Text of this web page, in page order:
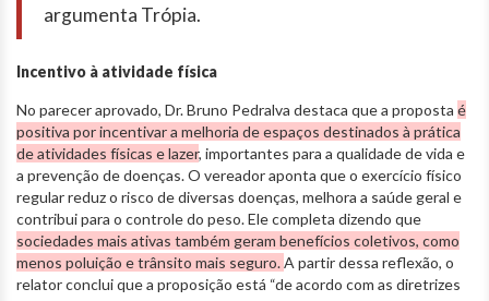
argumenta Trópia.
Incentivo à atividade física
No parecer aprovado, Dr. Bruno Pedralva destaca que a proposta é
positiva por incentivar a melhoria de espaços destinados à prática
de atividades físicas e lazer, importantes para a qualidade de vida e
a prevenção de doenças. O vereador aponta que o exercício físico
regular reduz o risco de diversas doenças, melhora a saúde geral e
contribui para o controle do peso. Ele completa dizendo que
sociedades mais ativas também geram benefícios coletivos, como
menos poluição e trânsito mais seguro.A partir dessa reflexão, o
relator conclui que a proposição está “de acordo com as diretrizes